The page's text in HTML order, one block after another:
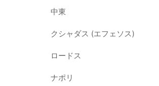
中東
クシャダス (エフェソス)
ロードス
ナポリ